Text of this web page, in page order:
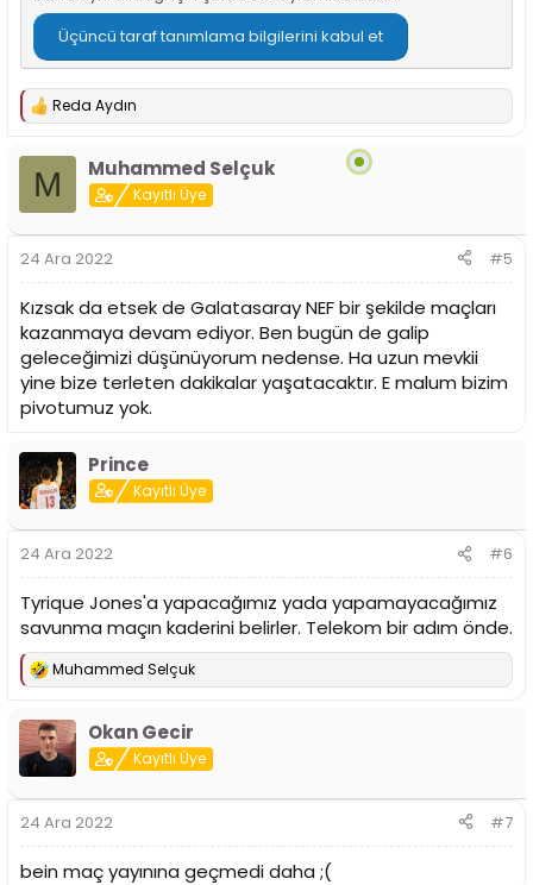
Üçüncü taraf tanımlama bilgilerini kabul et
T
p
l
:
Reda Aydın
M Muhammed Selçuk
Kayıtlı Üye
24 Ara 2022 #5
Kızsak da etsek de Galatasaray NEF bir şekilde maçları
kazanmaya devam ediyor. Ben bugün de galip
geleceğimizi düşünüyorum nedense. Ha uzun mevkii
yine bize terleten dakikalar yaşatacaktır. E malum bizim
pivotumuz yok.
Prince
Kayıtlı Üye
24 Ara 2022 #6
Tyrique Jones'a yapacağımız yada yapamayacağımız
savunma maçın kaderini belirler. Telekom bir adım önde.
T
p
k
i
l
:
Muhammed Selçuk
Okan Gecir
Kayıtlı Üye
24 Ara 2022 #7
bein maç yayınına geçmedi daha ;(